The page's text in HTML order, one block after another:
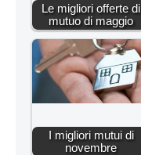
Le migliori offerte di
mutuo di maggio
I migliori mutui di
novembre